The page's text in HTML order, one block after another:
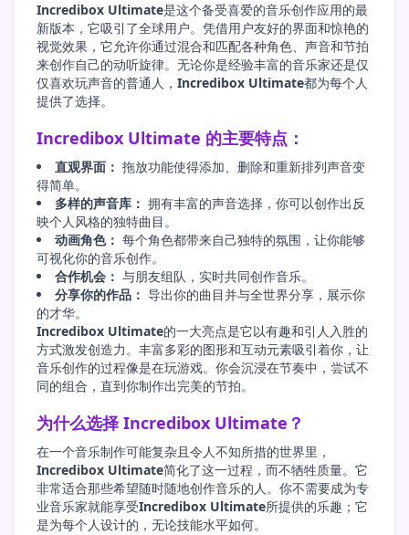
Incredibox Ultimate是这个备受喜爱的音乐创作应用的最
新版本，它吸引了全球用户。凭借用户友好的界面和惊艳的
视觉效果，它允许你通过混合和匹配各种角色、声音和节拍
来创作自己的动听旋律。无论你是经验丰富的音乐家还是仅
仅喜欢玩声音的普通人， Incredibox Ultimate都为每个人
提供了选择。
Incredibox Ultimate 的主要特点：
直观界面： 拖放功能使得添加、删除和重新排列声音变
得简单。
多样的声音库： 拥有丰富的声音选择，你可以创作出反
映个人风格的独特曲目。
动画角色： 每个角色都带来自己独特的氛围，让你能够
可视化你的音乐创作。
合作机会： 与朋友组队，实时共同创作音乐。
分享你的作品： 导出你的曲目并与全世界分享，展示你
的才华。
Incredibox Ultimate的一大亮点是它以有趣和引人入胜的
方式激发创造力。丰富多彩的图形和互动元素吸引着你，让
音乐创作的过程像是在玩游戏。你会沉浸在节奏中，尝试不
同的组合，直到你制作出完美的节拍。
为什么选择 Incredibox Ultimate？
在一个音乐制作可能复杂且令人不知所措的世界里，
Incredibox Ultimate简化了这一过程，而不牺牲质量。它
非常适合那些希望随时随地创作音乐的人。你不需要成为专
业音乐家就能享受Incredibox Ultimate所提供的乐趣；它
是为每个人设计的，无论技能水平如何。